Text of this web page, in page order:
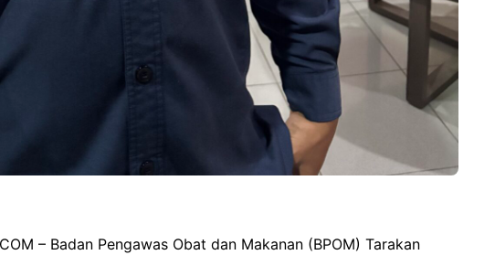
– Badan Pengawas Obat dan Makanan (BPOM) Tarakan